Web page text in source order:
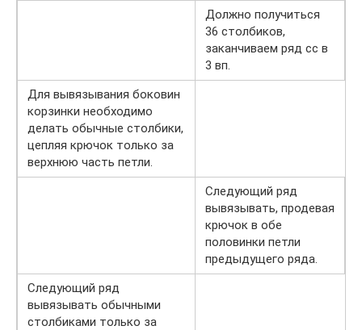
Должно получиться
36 столбиков,
заканчиваем ряд сс в
3 вп.
Для вывязывания боковин
корзинки необходимо
делать обычные столбики,
цепляя крючок только за
верхнюю часть петли.
Следующий ряд
вывязывать, продевая
крючок в обе
половинки петли
предыдущего ряда.
Следующий ряд
вывязывать обычными
столбиками только за